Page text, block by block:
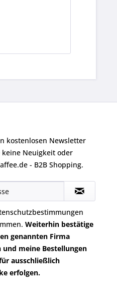
kostenlosen Newsletter
keine Neuigkeit oder
- B2B Shopping.
Weiterhin bestätige
genannten Firma
meine Bestellungen
ausschließlich
erfolgen.